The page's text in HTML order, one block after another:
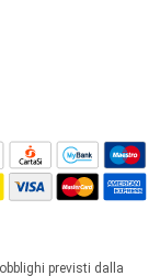
previsti dalla